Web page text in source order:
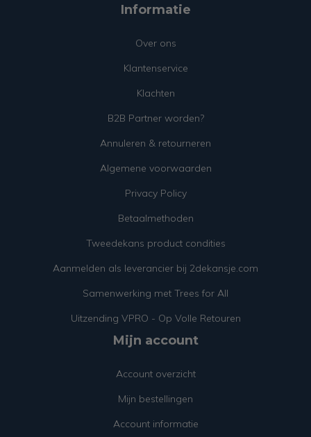
Informatie
Over ons
Klantenservice
Klachten
B2B Partner worden?
Annuleren & retourneren
Algemene voorwaarden
Privacy Policy
Betaalmethoden
Tweedekans product condities
Aanmelden als leverancier bij 2dekansje.com
Samenwerking met Trees for All
Uitzending VPRO - Op Volle Retouren
Mijn account
Account overzicht
Mijn bestellingen
Account informatie